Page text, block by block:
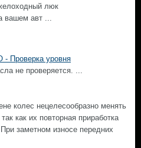
люк
вашем авт ...
уровня
не проверяется. ...
нецелесообразно менять
как их повторная приработка
заметном износе передних